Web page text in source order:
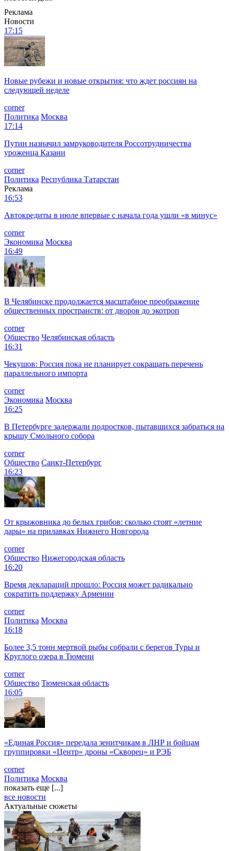
Реклама
Новости
17:15
Новые рубежи и новые открытия: что ждет россиян на
следующей неделе
corner
Политика Москва
17:14
Путин назначил замруководителя Россотрудничества
уроженца Казани
corner
Политика Республика Татарстан
Реклама
16:53
Автокредиты в июле впервые с начала года ушли «в минус»
corner
Экономика Москва
16:49
В Челябинске продолжается масштабное преображение
общественных пространств: от дворов до экотроп
corner
Общество Челябинская область
16:31
Чекушов: Россия пока не планирует сокращать перечень
параллельного импорта
corner
Экономика Москва
16:25
В Петербурге задержали подростков, пытавшихся забраться на
крышу Смольного собора
corner
Общество Санкт-Петербург
16:23
От крыжовника до белых грибов: сколько стоят «летние
дары» на прилавках Нижнего Новгорода
corner
Общество Нижегородская область
16:20
Время деклараций прошло: Россия может радикально
сократить поддержку Армении
corner
Политика Москва
16:18
Более 3,5 тонн мертвой рыбы собрали с берегов Туры и
Круглого озера в Тюмени
corner
Общество Тюменская область
16:05
«Единая Россия» передала зенитчикам в ЛНР и бойцам
группировки «Центр» дроны «Скворец» и РЭБ
corner
Политика Москва
показать еще [...]
все новости
Актуальные сюжеты